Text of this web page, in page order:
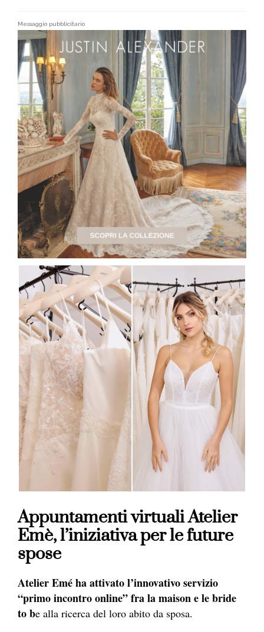
Messaggio pubblicitario
Appuntamenti virtuali Atelier
Emè, l’iniziativa per le future
spose
Atelier Emé ha attivato l’innovativo servizio
“primo incontro online” fra la maison e le bride
to be alla ricerca del loro abito da sposa.